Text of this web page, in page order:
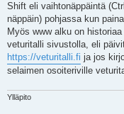
Shift eli vaihtonäppäintä
näppäin) pohjassa kun
Myös www alku on
veturitalli sivustolla, eli
https://veturitalli.fi ja jos
selaimen osoiteriville
Ylläpito